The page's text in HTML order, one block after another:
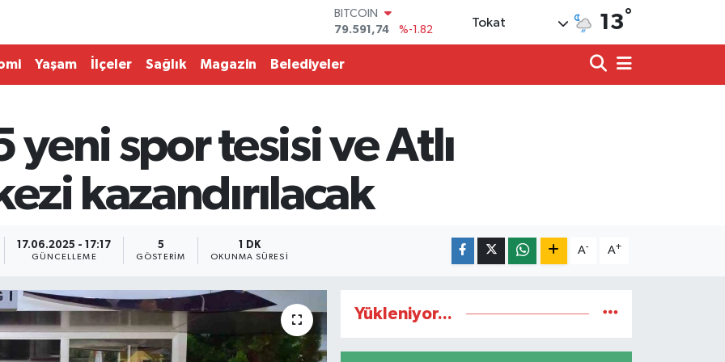
DOLAR
EURO
53,38690
%0.19
G.ALTIN
6862,09000
%0.19
14.598,00
Tokat 13°
Yaşam İlçeler Sağlık Magazin Belediyeler
yeni spor tesisi ve Atlı
kazandırılacak
17.06.2025 - 17:17
GÜNCELLEME
5
GÖSTERIM
1 DK
OKUNMA SÜRESI
A- A+
Yükleniyor...